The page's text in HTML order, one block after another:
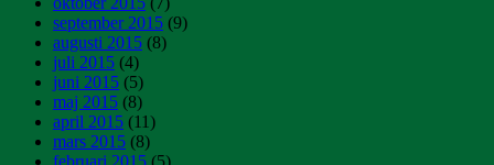
september 2015 (9)
augusti 2015 (8)
juli 2015 (4)
juni 2015 (5)
maj 2015 (8)
april 2015 (11)
mars 2015 (8)